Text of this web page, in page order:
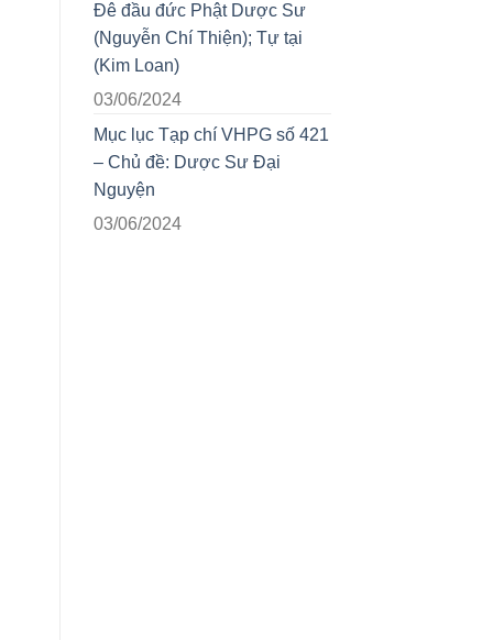
Đê đầu đức Phật Dược Sư
(Nguyễn Chí Thiện); Tự tại
(Kim Loan)
03/06/2024
Mục lục Tạp chí VHPG số 421
– Chủ đề: Dược Sư Đại
Nguyện
03/06/2024